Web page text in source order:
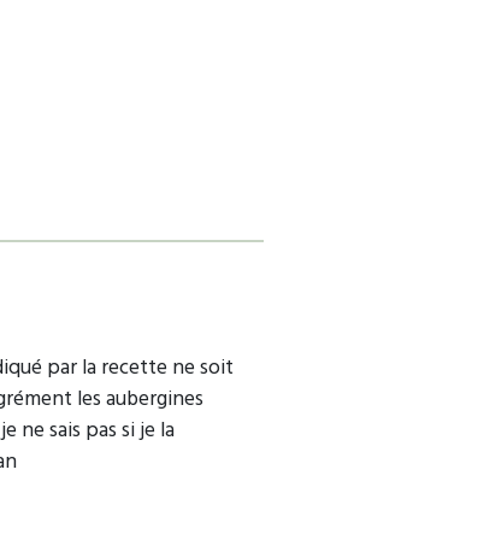
par la recette ne soit
les aubergines
ne sais pas si je la